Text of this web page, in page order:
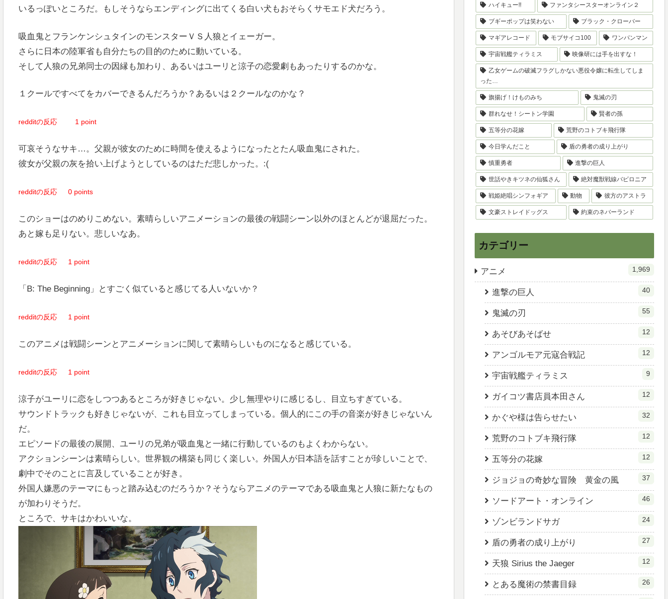
いるっぽいところだ。もしそうならエンディングに出てくる白い犬もおそらくサモエド犬だろう。
吸血鬼とフランケンシュタインのモンスターＶＳ人狼とイェーガー。
さらに日本の陸軍省も自分たちの目的のために動いている。
そして人狼の兄弟同士の因縁も加わり、あるいはユーリと涼子の恋愛劇もあったりするのかな。
１クールですべてをカバーできるんだろうか？あるいは２クールなのかな？
redditの反応 1 point
可哀そうなサキ…。父親が彼女のために時間を使えるようになったとたん吸血鬼にされた。
彼女が父親の灰を拾い上げようとしているのはただ悲しかった。:(
redditの反応 0 points
このショーはのめりこめない。素晴らしいアニメーションの最後の戦闘シーン以外のほとんどが退屈だった。
あと嫁も足りない。悲しいなあ。
redditの反応 1 point
「B: The Beginning」とすごく似ていると感じてる人いないか？
redditの反応 1 point
このアニメは戦闘シーンとアニメーションに関して素晴らしいものになると感じている。
redditの反応 1 point
涼子がユーリに恋をしつつあるところが好きじゃない。少し無理やりに感じるし、目立ちすぎている。
サウンドトラックも好きじゃないが、これも目立ってしまっている。個人的にこの手の音楽が好きじゃないん
だ。
エピソードの最後の展開、ユーリの兄弟が吸血鬼と一緒に行動しているのもよくわからない。
アクションシーンは素晴らしい。世界観の構築も同じく楽しい。外国人が日本語を話すことが珍しいことで、
劇中でそのことに言及していることが好き。
外国人嫌悪のテーマにもっと踏み込むのだろうか？そうならアニメのテーマである吸血鬼と人狼に新たなもの
が加わりそうだ。
ところで、サキはかわいいな。
ハイキュー!! ファンタシースターオンライン２
ブギーポップは笑わない ブラック・クローバー
マギアレコード モブサイコ100 ワンパンマン
宇宙戦艦ティラミス 映像研には手を出すな！
乙女ゲームの破滅フラグしかない悪役令嬢に転生してしま
った…
旗揚げ！けものみち 鬼滅の刃
群れなせ！シートン学園 賢者の孫
五等分の花嫁 荒野のコトブキ飛行隊
今日学んだこと 盾の勇者の成り上がり
慎重勇者 進撃の巨人
世話やきキツネの仙狐さん 絶対魔獣戦線バビロニア
戦姫絶唱シンフォギア 動物 彼方のアストラ
文豪ストレイドッグス 約束のネバーランド
カテゴリー
アニメ 1,969
進撃の巨人 40
鬼滅の刃 55
あそびあそばせ 12
アンゴルモア元寇合戦記 12
宇宙戦艦ティラミス 9
ガイコツ書店員本田さん 12
かぐや様は告らせたい 32
荒野のコトブキ飛行隊 12
五等分の花嫁 12
ジョジョの奇妙な冒険 黄金の風 37
ソードアート・オンライン 46
ゾンビランドサガ 24
盾の勇者の成り上がり 27
天狼 Sirius the Jaeger 12
とある魔術の禁書目録 26